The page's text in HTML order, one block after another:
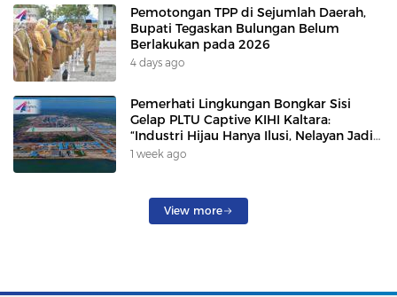
Pemotongan TPP di Sejumlah Daerah,
Bupati Tegaskan Bulungan Belum
Berlakukan pada 2026
4 days ago
Pemerhati Lingkungan Bongkar Sisi
Gelap PLTU Captive KIHI Kaltara:
“Industri Hijau Hanya Ilusi, Nelayan Jadi
Korban”
1 week ago
View more